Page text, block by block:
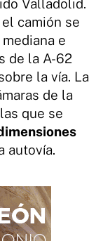
Valladolid.
camión se
e
de la A-62
la vía. La
de la
que se
autovía.